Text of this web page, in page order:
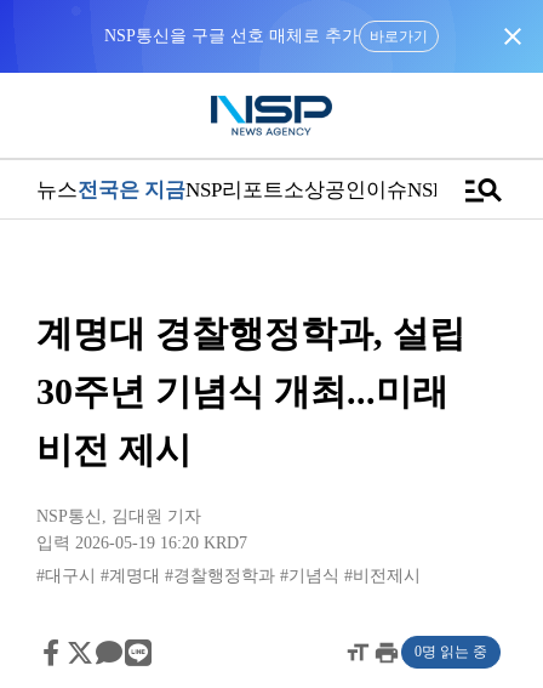
NSP통신을 구글 선호 매체로 추가 바로가기 close
뉴스전국은 지금NSP리포트소상공인이슈NSPTVmanage_search
계명대 경찰행정학과, 설립
30주년 기념식 개최...미래
비전 제시
NSP통신 , 김대원 기자
입력 2026-05-19 16:20 KRD7
#대구시
#계명대 #경찰행정학과 #기념식 #비전제시
format_sizeprint 0명 읽는 중